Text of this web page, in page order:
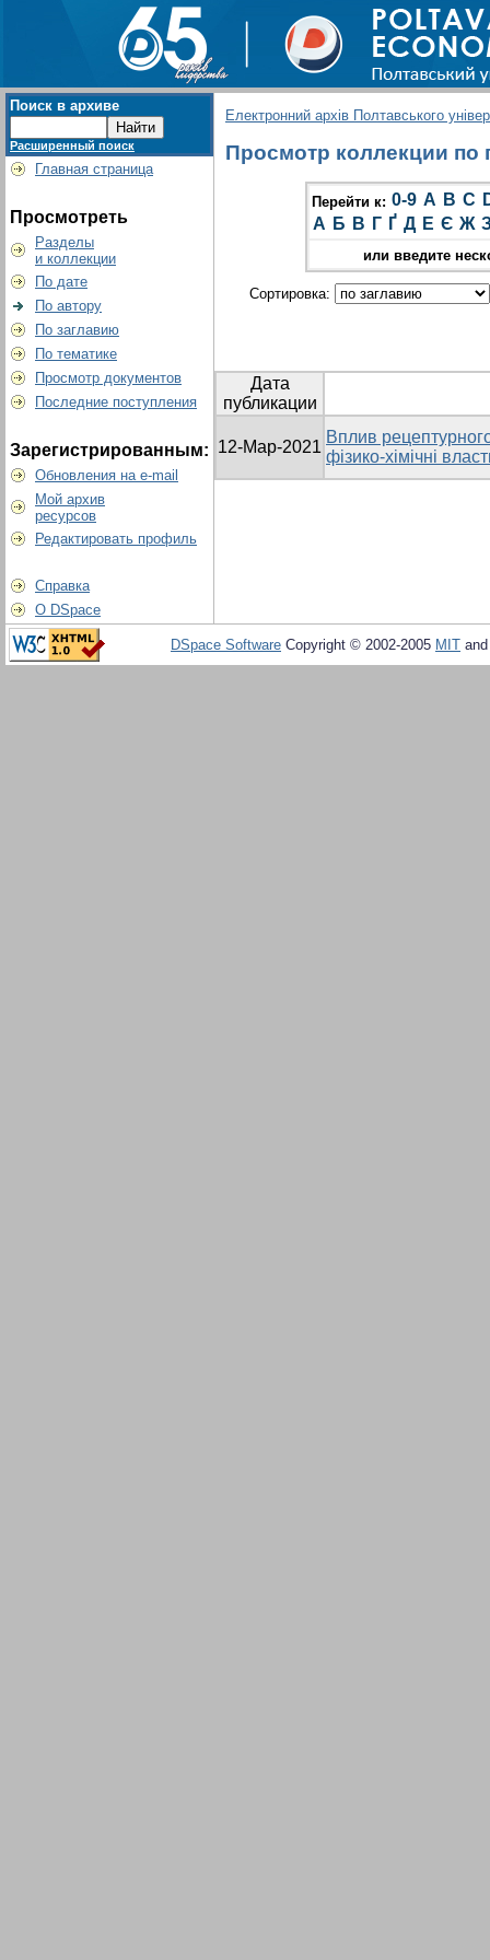
Поиск в архиве
Расширенный поиск
Главная страница
Просмотреть
Разделы
и коллекции
По дате
По автору
По заглавию
По тематике
Просмотр документов
Последние поступления
Зарегистрированным:
Обновления на e-mail
Мой архив
ресурсов
Редактировать профиль
Справка
О DSpace
Електронний архів Полтавського
Просмотр коллекции по
Перейти к: 0-9 A B C
А Б В Г Ґ Д Е Є Ж
или введите
Сортировка:
Дата
публикации
12-Мар-2021
Вплив
фізико-хімічні
DSpace Software Copyright © 2002-2005 MIT